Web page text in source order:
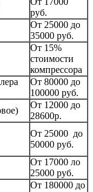
руб.
От 25000 до
35000 руб.
От 15%
стоимости
компрессора
От 80000 до
100000 руб.
От 12000 до
28600р.
От 25000 до
50000 руб.
От 17000 ло
25000 руб.
От 180000 до